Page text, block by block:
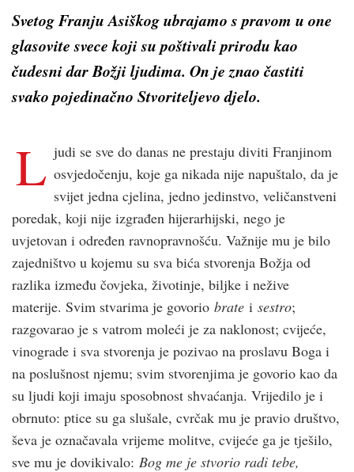
Svetog Franju Asiškog ubrajamo s pravom u one
glasovite svece koji su poštivali prirodu kao
čudesni dar Božji ljudima. On je znao častiti
svako pojedinačno Stvoriteljevo djelo.
L judi se sve do danas ne prestaju diviti Franjinom
osvjedočenju, koje ga nikada nije napuštalo, da je
svijet jedna cjelina, jedno jedinstvo, veličanstveni
poredak, koji nije izgrađen hijerarhijski, nego je
uvjetovan i određen ravnopravnošću. Važnije mu je bilo
zajedništvo u kojemu su sva bića stvorenja Božja od
razlika između čovjeka, životinje, biljke i nežive
materije. Svim stvarima je govorio brate i sestro;
razgovarao je s vatrom moleći je za naklonost; cvijeće,
vinograde i sva stvorenja je pozivao na proslavu Boga i
na poslušnost njemu; svim stvorenjima je govorio kao da
su ljudi koji imaju sposobnost shvaćanja. Vrijedilo je i
obrnuto: ptice su ga slušale, cvrčak mu je pravio društvo,
ševa je označavala vrijeme molitve, cvijeće ga je tješilo,
sve mu je dovikivalo: Bog me je stvorio radi tebe,